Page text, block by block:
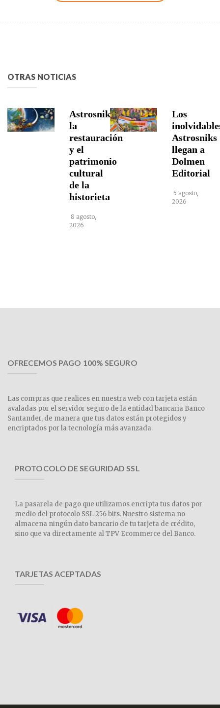
OTRAS NOTICIAS
Astrosniks,
la
restauración
y el
patrimonio
cultural
de la
historieta
8 agosto,
2026
Los
Astrosniks
llegan a
Dolmen
Editorial
5 agosto,
2026
OFRECEMOS PAGO 100% SEGURO
Las compras que realices en nuestra web con tarjeta están
avaladas por el servidor seguro de la entidad bancaria Banco
Santander, de manera que tus datos están protegidos y
encriptados por la tecnología más avanzada.
PROTOCOLO DE SEGURIDAD SSL
La pasarela de pago que utilizamos encripta tus datos por
medio del protocolo SSL 256 bits. Nuestro sistema no
almacena ningún dato bancario de tu tarjeta de crédito,
sino que va directamente al TPV Ecommerce del Banco.
TARJETAS ACEPTADAS